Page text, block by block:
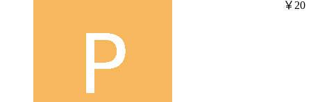
￥20